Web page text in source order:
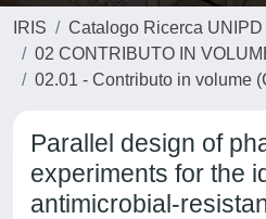
IRIS
Catalogo Ricerca UNIPD
02 CONTRIBUTO IN
02.01 - Contributo in volume
Parallel design of
experiments for the
antimicrobial-